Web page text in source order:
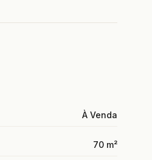
À Venda
70 m²